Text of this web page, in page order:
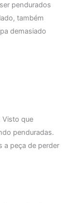
pendurados
também
demasiado
Visto que
penduradas.
a peça de perder